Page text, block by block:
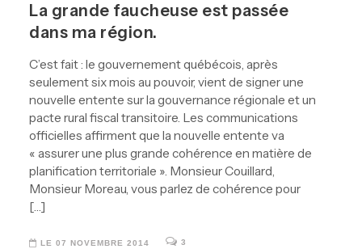
La grande faucheuse est passée
dans ma région.
C’est fait : le gouvernement québécois, après
seulement six mois au pouvoir, vient de signer une
nouvelle entente sur la gouvernance régionale et un
pacte rural fiscal transitoire. Les communications
officielles affirment que la nouvelle entente va
« assurer une plus grande cohérence en matière de
planification territoriale ». Monsieur Couillard,
Monsieur Moreau, vous parlez de cohérence pour
[…]
LE 07 NOVEMBRE 2014 3